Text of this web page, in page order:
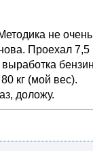
не
Проехал
кг (мой вес).
доложу.